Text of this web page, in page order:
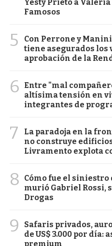
Yesty Prieto a
Famosos
5
Con Perrone y
tiene asegurados los
aprobación de la
6
Entre "mal
altísima tensión en
integrantes de
7
La paradoja en la
no construye
Livramento explota
8
Cómo fue el
murió Gabriel Rossi,
Drogas
9
Safaris privados,
de US$ 3.000 por día:
premium